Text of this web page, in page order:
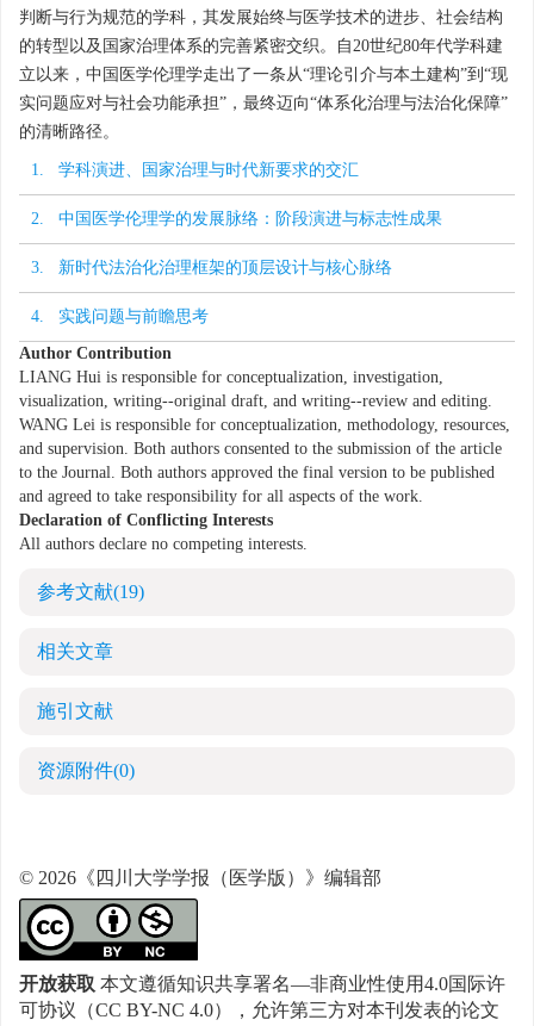
判断与行为规范的学科，其发展始终与医学技术的进步、社会结构
的转型以及国家治理体系的完善紧密交织。自20世纪80年代学科建
立以来，中国医学伦理学走出了一条从“理论引介与本土建构”到“现
实问题应对与社会功能承担”，最终迈向“体系化治理与法治化保障”
的清晰路径。
1. 学科演进、国家治理与时代新要求的交汇
2. 中国医学伦理学的发展脉络：阶段演进与标志性成果
3. 新时代法治化治理框架的顶层设计与核心脉络
4. 实践问题与前瞻思考
Author Contribution
LIANG Hui is responsible for conceptualization, investigation,
visualization, writing--original draft, and writing--review and editing.
WANG Lei is responsible for conceptualization, methodology, resources,
and supervision. Both authors consented to the submission of the article
to the Journal. Both authors approved the final version to be published
and agreed to take responsibility for all aspects of the work.
Declaration of Conflicting Interests
All authors declare no competing interests.
参考文献(19)
相关文章
施引文献
资源附件(0)
© 2026《四川大学学报（医学版）》编辑部
开放获取本文遵循知识共享署名—非商业性使用4.0国际许
可协议（CC BY-NC 4.0），允许第三方对本刊发表的论文